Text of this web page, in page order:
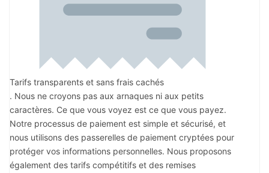
Tarifs transparents et sans frais cachés
. Nous ne croyons pas aux arnaques ni aux petits
caractères. Ce que vous voyez est ce que vous payez.
Notre processus de paiement est simple et sécurisé, et
nous utilisons des passerelles de paiement cryptées pour
protéger vos informations personnelles. Nous proposons
également des tarifs compétitifs et des remises